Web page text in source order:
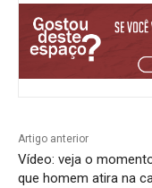
Artigo anterior
Vídeo: veja o
que homem atira na